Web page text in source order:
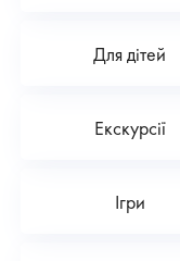
Для дітей
Екскурсії
Ігри